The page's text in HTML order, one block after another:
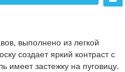
выполнено из легкой
создает яркий контраст с
имеет застежку на пуговицу.